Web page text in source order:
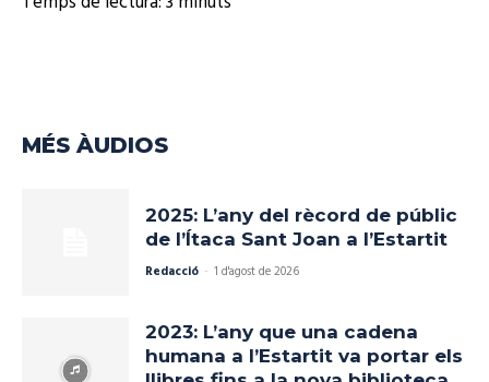
MÉS ÀUDIOS
2025: L’any del rècord de públic
de l’Ítaca Sant Joan a l’Estartit
Redacció - 1 d'agost de 2026
2023: L’any que una cadena
humana a l’Estartit va portar els